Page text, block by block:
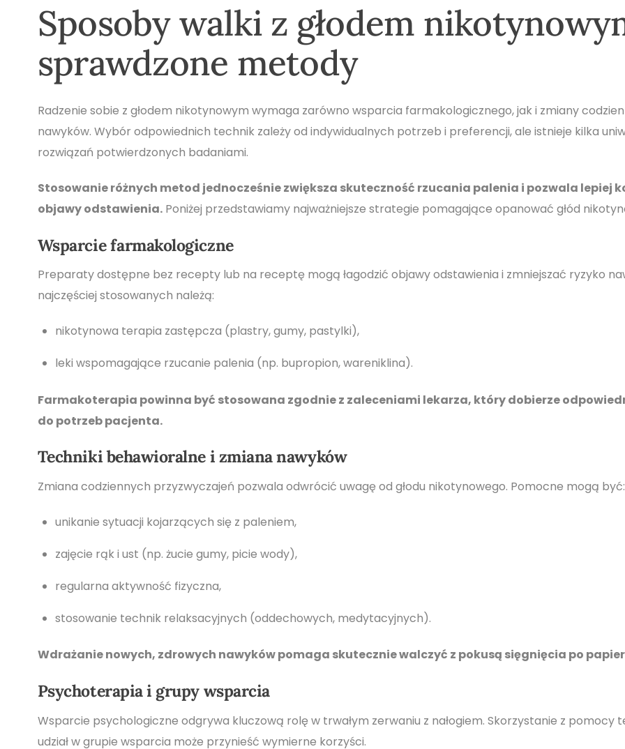
Sposoby walki z głodem
sprawdzone metody
Radzenie sobie z głodem nikotynowym wymaga zarówno wsparcia farmakologicznego, jak i zmiany
nawyków. Wybór odpowiednich technik zależy od indywidualnych potrzeb i preferencji, ale istnieje kilka
rozwiązań potwierdzonych badaniami.
Stosowanie różnych metod jednocześnie zwiększa skuteczność rzucania palenia i pozwala lepiej
objawy odstawienia.Poniżej przedstawiamy najważniejsze strategie pomagające opanować głód
Wsparcie farmakologiczne
Preparaty dostępne bez recepty lub na receptę mogą łagodzić objawy odstawienia i zmniejszać ryzyko
najczęściej stosowanych należą:
nikotynowa terapia zastępcza (plastry, gumy, pastylki),
leki wspomagające rzucanie palenia (np. bupropion, wareniklina).
Farmakoterapia powinna być stosowana zgodnie z zaleceniami lekarza, który dobierze
do potrzeb pacjenta.
Techniki behawioralne i zmiana nawyków
Zmiana codziennych przyzwyczajeń pozwala odwrócić uwagę od głodu nikotynowego. Pomocne mogą być:
unikanie sytuacji kojarzących się z paleniem,
zajęcie rąk i ust (np. żucie gumy, picie wody),
regularna aktywność fizyczna,
stosowanie technik relaksacyjnych (oddechowych, medytacyjnych).
Wdrażanie nowych, zdrowych nawyków pomaga skutecznie walczyć z pokusą sięgnięcia po
Psychoterapia i grupy wsparcia
Wsparcie psychologiczne odgrywa kluczową rolę w trwałym zerwaniu z nałogiem. Skorzystanie z pomocy
udział w grupie wsparcia może przynieść wymierne korzyści.